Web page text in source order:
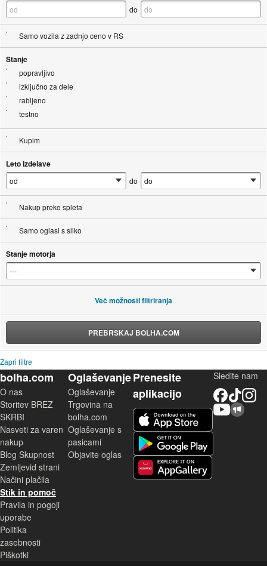
do
Samo vozila z zadnjo ceno v RS
Stanje
popravljivo
izključno za dele
rabljeno
testno
Kupim
Leto izdelave
do
Nakup preko spleta
Samo oglasi s sliko
Stanje motorja
Več možnosti filtriranja
PREBRSKAJ BOLHA.COM
Zapri filtre
bolha.com
O nas
Storitev BREZ
SKRBI
Nasveti za varen
nakup
Blog Skupnost
Zemljevid strani
Načini plačila
Stik in pomoč
Pravila in pogoji
uporabe
Politika
zasebnosti
Piškotki
Oglaševanje
Oglaševanje
Trgovina na
bolha.com
Oglaševanje s
pasicami
Objavite oglas
Prenesite
aplikacijo
Sledite nam